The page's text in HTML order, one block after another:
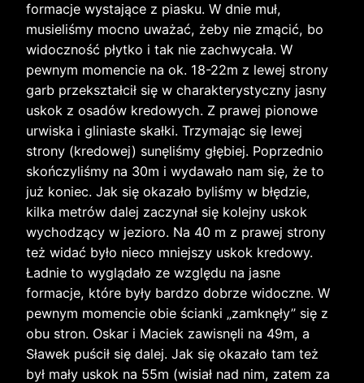
formacje wystające z piasku. W dnie muł,
musieliśmy mocno uważać, żeby nie zmącić, bo
widoczność płytko i tak nie zachwycała. W
pewnym momencie na ok. 18-22m z lewej strony
garb przekształcił się w charakterystyczny jasny
uskok z osadów kredowych. Z prawej pionowe
urwiska i gliniaste skałki. Trzymając się lewej
strony (kredowej) sunęliśmy głębiej. Poprzednio
skończyliśmy na 30m i wydawało nam się, że to
już koniec. Jak się okazało byliśmy w błędzie,
kilka metrów dalej zaczynał się kolejny uskok
wychodzący w jezioro. Na 40 m z prawej strony
też widać było nieco mniejszy uskok kredowy.
Ładnie to wyglądało ze względu na jasne
formacje, które były bardzo dobrze widoczne. W
pewnym momencie obie ścianki „zamknęły” się z
obu stron. Oskar i Maciek zawisnęli na 49m, a
Sławek puścił się dalej. Jak się okazało tam też
był mały uskok na 55m (wisiał nad nim, zatem za